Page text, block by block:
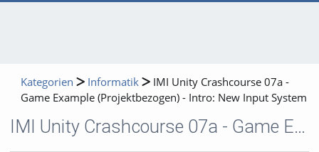
Kategorien Informatik
IMI Unity Crashcourse 07a -
Game Example (Projektbezogen) - Intro: New Input System
IMI Unity Crashcourse 07a - Game Example (Projektbezogen) - Intro: New Input System